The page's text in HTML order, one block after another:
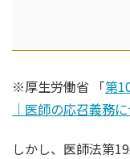
※厚生労働省 「第
｜医師の応召義務
しかし、医師法第